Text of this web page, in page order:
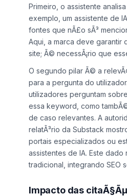
Primeiro, o assistente
exemplo, um assistente de
fontes que nÃ£o sÃ³
Aqui, a marca deve garantir
site; Ã© necessÃ¡rio que
O segundo pilar Ã© a
para a pergunta do
utilizadores perguntam
essa keyword, como
de caso relevantes. A
relatÃ³rio da Substack
portais especializados ou
assistentes de IA. Este
tradicional, integrando SEO
Impacto das